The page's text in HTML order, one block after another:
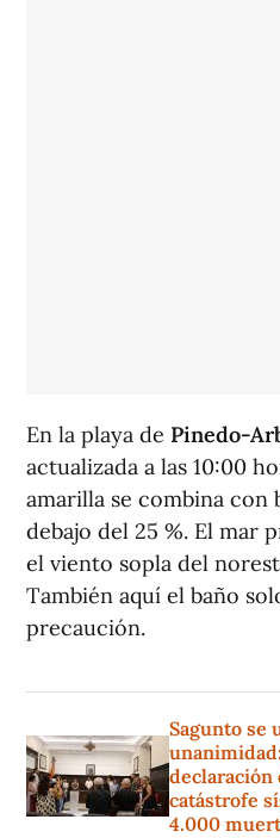
En la playa de Pinedo-
actualizada a las 10:00
amarilla se combina con
debajo del 25 %. El mar
el viento sopla del
También aquí el baño
precaución.
Sagunto se
declaración
catástrofe
4.000